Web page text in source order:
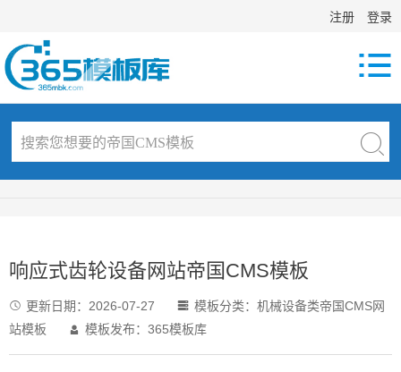
注册 登录

响应式齿轮设备网站帝国CMS模板
 更新日期： 2026-07-27  模板分类： 机械设备类帝国CMS网
站模板
 模板发布：365模板库